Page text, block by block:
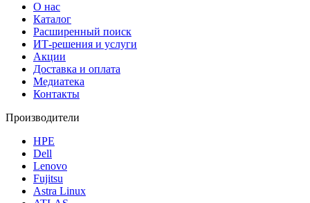
О нас
Каталог
Расширенный поиск
ИТ-решения и услуги
Акции
Доставка и оплата
Медиатека
Контакты
Производители
HPE
Dell
Lenovo
Fujitsu
Astra Linux